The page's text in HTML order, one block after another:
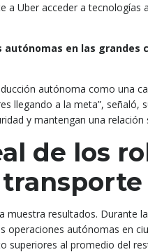
a Uber acceder a
en las
autónoma como una
llegando a la meta”, señaló,
y mantengan una
de los
muestra resultados. Durante
operaciones autónomas en
superiores al promedio del